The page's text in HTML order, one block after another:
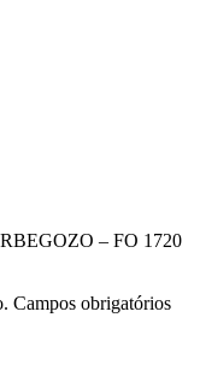
– FO 1720
Campos obrigatórios